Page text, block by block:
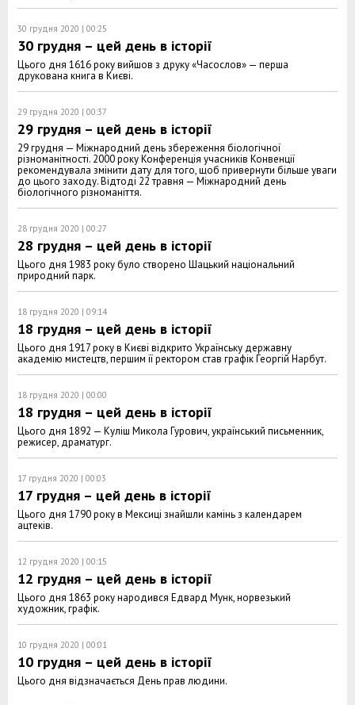
30 грудня 2020 | 00:25
30 грудня – цей день в історії
Цього дня 1616 року вийшов з друку «Часослов» — перша
друкована книга в Києві.
29 грудня 2020 | 00:37
29 грудня – цей день в історії
29 грудня — Міжнародний день збереження біологічної
різноманітності. 2000 року Конференція учасників Конвенції
рекомендувала змінити дату для того, щоб привернути більше уваги
до цього заходу. Відтоді 22 травня — Міжнародний день
біологічного різноманіття.
28 грудня 2020 | 00:27
28 грудня – цей день в історії
Цього дня 1983 року було створено Шацький національний
природний парк.
18 грудня 2020 | 09:14
18 грудня – цей день в історії
Цього дня 1917 року в Києві відкрито Українську державну
академію мистецтв, першим її ректором став графік Георгій Нарбут.
18 грудня 2020 | 00:00
18 грудня – цей день в історії
Цього дня 1892 — Куліш Микола Гурович, український письменник,
режисер, драматург.
17 грудня 2020 | 00:03
17 грудня – цей день в історії
Цього дня 1790 року в Мексиці знайшли камінь з календарем
ацтеків.
12 грудня 2020 | 00:15
12 грудня – цей день в історії
Цього дня 1863 року народився Едвард Мунк, норвезький
художник, графік.
10 грудня 2020 | 00:01
10 грудня – цей день в історії
Цього дня відзначається День прав людини.